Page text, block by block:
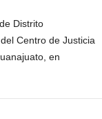
Distrito
Centro de Justicia
en